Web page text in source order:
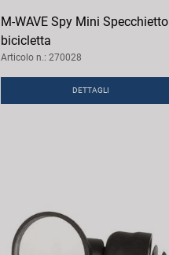
M-WAVE Spy Mini Specchietto
bicicletta
Articolo n.: 270028
DETTAGLI